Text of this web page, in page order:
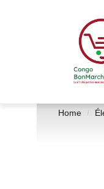
Home